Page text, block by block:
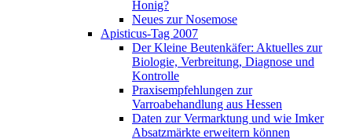
Honig?
Neues zur Nosemose
Apisticus-Tag 2007
Der Kleine Beutenkäfer: Aktuelles zur
Biologie, Verbreitung, Diagnose und
Kontrolle
Praxisempfehlungen zur
Varroabehandlung aus Hessen
Daten zur Vermarktung und wie Imker
Absatzmärkte erweitern können